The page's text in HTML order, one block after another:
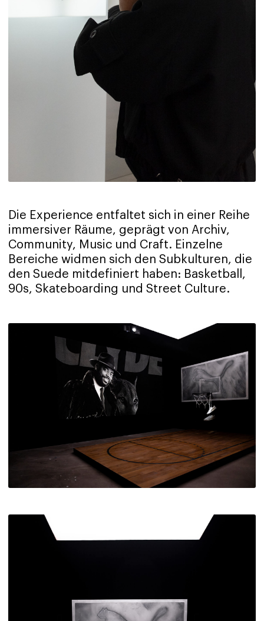
Die Experience entfaltet sich in einer Reihe
immersiver Räume, geprägt von Archiv,
Community, Music und Craft. Einzelne
Bereiche widmen sich den Subkulturen, die
den Suede mitdefiniert haben: Basketball,
90s, Skateboarding und Street Culture.